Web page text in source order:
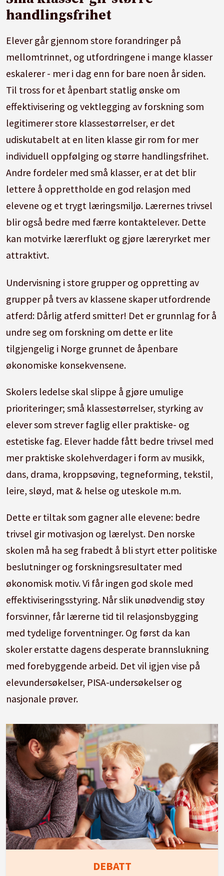
handlingsfrihet
Elever går gjennom store forandringer på
mellomtrinnet, og utfordringene i mange klasser
eskalerer - mer i dag enn for bare noen år siden.
Til tross for et åpenbart statlig ønske om
effektivisering og vektlegging av forskning som
legitimerer store klassestørrelser, er det
udiskutabelt at en liten klasse gir rom for mer
individuell oppfølging og større handlingsfrihet.
Andre fordeler med små klasser, er at det blir
lettere å opprettholde en god relasjon med
elevene og et trygt læringsmiljø. Lærernes trivsel
blir også bedre med færre kontaktelever. Dette
kan motvirke lærerflukt og gjøre læreryrket mer
attraktivt.
Undervisning i store grupper og oppretting av
grupper på tvers av klassene skaper utfordrende
atferd: Dårlig atferd smitter! Det er grunnlag for å
undre seg om forskning om dette er lite
tilgjengelig i Norge grunnet de åpenbare
økonomiske konsekvensene.
Skolers ledelse skal slippe å gjøre umulige
prioriteringer; små klassestørrelser, styrking av
elever som strever faglig eller praktiske- og
estetiske fag. Elever hadde fått bedre trivsel med
mer praktiske skolehverdager i form av musikk,
dans, drama, kroppsøving, tegneforming, tekstil,
leire, sløyd, mat & helse og uteskole m.m.
Dette er tiltak som gagner alle elevene: bedre
trivsel gir motivasjon og lærelyst. Den norske
skolen må ha seg frabedt å bli styrt etter politiske
beslutninger og forskningsresultater med
økonomisk motiv. Vi får ingen god skole med
effektiviseringsstyring. Når slik unødvendig støy
forsvinner, får lærerne tid til relasjonsbygging
med tydelige forventninger. Og først da kan
skoler erstatte dagens desperate brannslukning
med forebyggende arbeid. Det vil igjen vise på
elevundersøkelser, PISA-undersøkelser og
nasjonale prøver.
DEBATT